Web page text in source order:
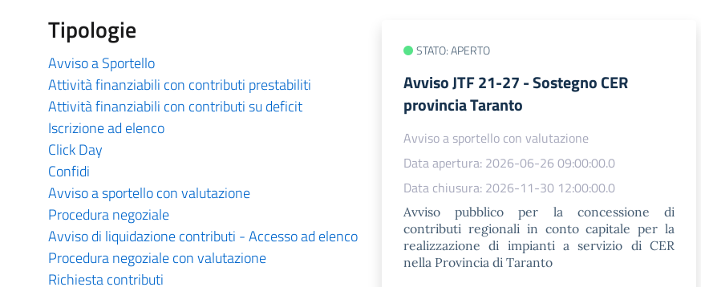
Tipologie
Avviso a Sportello
Attività finanziabili con contributi prestabiliti
Attività finanziabili con contributi su deficit
Iscrizione ad elenco
Click Day
Confidi
Avviso a sportello con valutazione
Procedura negoziale
Avviso di liquidazione contributi - Accesso ad elenco
Procedura negoziale con valutazione
Richiesta contributi
STATO: APERTO
Avviso JTF 21-27 - Sostegno CER
provincia Taranto
Avviso a sportello con valutazione
Data apertura: 2026-06-26 09:00:00.0
Data chiusura: 2026-11-30 12:00:00.0
Avviso pubblico per la concessione di
contributi regionali in conto capitale per la
realizzazione di impianti a servizio di CER
nella Provincia di Taranto